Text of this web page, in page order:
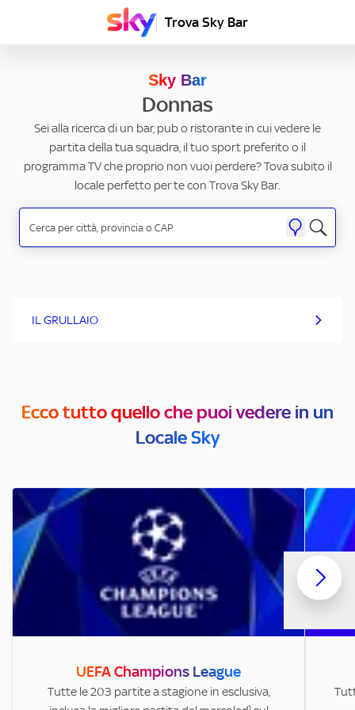
Trova Sky Bar
Sky Bar
Donnas
Sei alla ricerca di un bar, pub o ristorante in cui vedere le
partita della tua squadra, il tuo sport preferito o il
programma TV che proprio non vuoi perdere? Tova subito il
locale perfetto per te con Trova Sky Bar.
IL GRULLAIO
Ecco tutto quello che puoi vedere in un
Locale Sky
UEFA Champions League
Tutte le 203 partite a stagione in esclusiva,